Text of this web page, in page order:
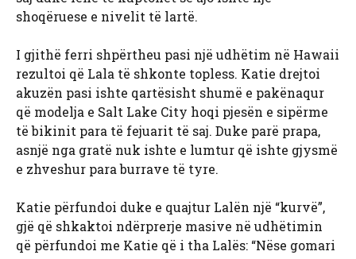
shoqëruese e nivelit të lartë.
I gjithë ferri shpërtheu pasi një udhëtim në Hawaii
rezultoi që Lala të shkonte topless. Katie drejtoi
akuzën pasi ishte qartësisht shumë e pakënaqur
që modelja e Salt Lake City hoqi pjesën e sipërme
të bikinit para të fejuarit të saj. Duke parë prapa,
asnjë nga gratë nuk ishte e lumtur që ishte gjysmë
e zhveshur para burrave të tyre.
Katie përfundoi duke e quajtur Lalën një “kurvë”,
gjë që shkaktoi ndërprerje masive në udhëtimin
që përfundoi me Katie që i tha Lalës: “Nëse gomari